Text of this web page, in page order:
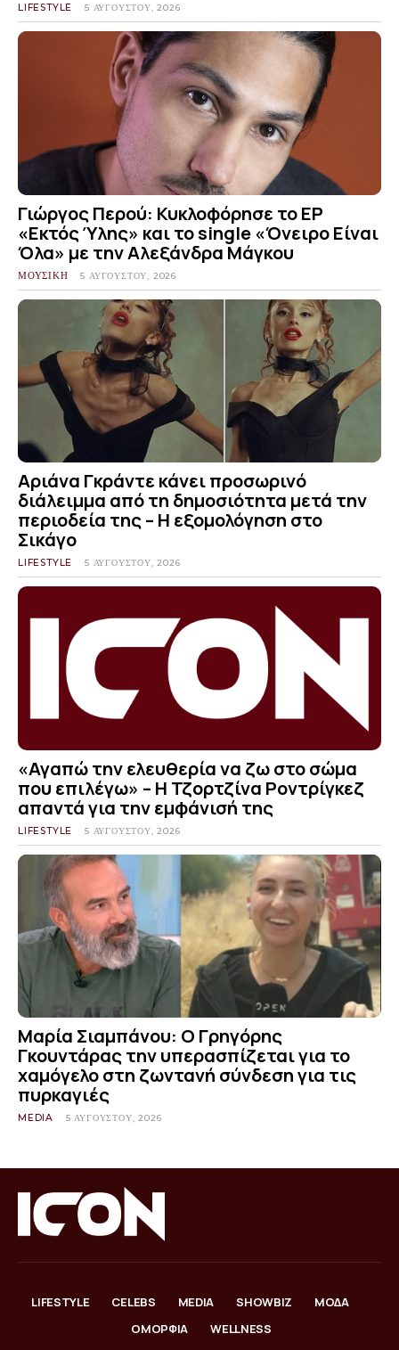
LIFESTYLE 5 ΑΥΓΟΎΣΤΟΥ, 2026
Γιώργος Περού: Κυκλοφόρησε το EP
«Εκτός Ύλης» και το single «Όνειρο Είναι
Όλα» με την Αλεξάνδρα Μάγκου
ΜΟΥΣΙΚΗ 5 ΑΥΓΟΎΣΤΟΥ, 2026
Αριάνα Γκράντε κάνει προσωρινό
διάλειμμα από τη δημοσιότητα μετά την
περιοδεία της – Η εξομολόγηση στο
Σικάγο
LIFESTYLE 5 ΑΥΓΟΎΣΤΟΥ, 2026
«Αγαπώ την ελευθερία να ζω στο σώμα
που επιλέγω» – Η Τζορτζίνα Ροντρίγκεζ
απαντά για την εμφάνισή της
LIFESTYLE 5 ΑΥΓΟΎΣΤΟΥ, 2026
Μαρία Σιαμπάνου: Ο Γρηγόρης
Γκουντάρας την υπερασπίζεται για το
χαμόγελο στη ζωντανή σύνδεση για τις
πυρκαγιές
MEDIA 5 ΑΥΓΟΎΣΤΟΥ, 2026
LIFESTYLE CELEBS MEDIA SHOWBIZ
ΜΟΔΑ
ΟΜΟΡΦΙΑ
WELLNESS